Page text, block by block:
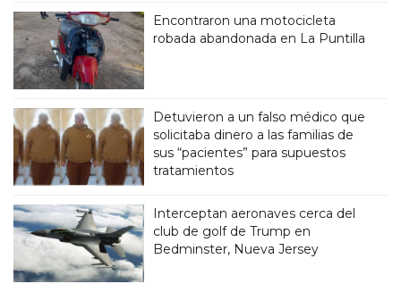
Encontraron una motocicleta
robada abandonada en La Puntilla
Detuvieron a un falso médico que
solicitaba dinero a las familias de
sus “pacientes” para supuestos
tratamientos
Interceptan aeronaves cerca del
club de golf de Trump en
Bedminster, Nueva Jersey